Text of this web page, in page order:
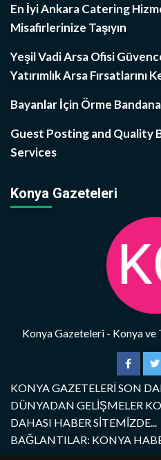
En İyi Ankara Catering
Misafirlerinize Taşıyın
Yeşil Vadi Arsa Ofisi
Yatırımlık Arsa Fırsatlarını
Bayanlar İçin Örme
Guest Posting and Quality
Services
Konya Gazeteleri
Konya Gazeteleri - Konya
KONYA GAZETELERİ SON
DÜNYADAN GELİŞMELER
DAHASI HABER SİTEMİZDE...
BAĞLANTILAR: KONYA